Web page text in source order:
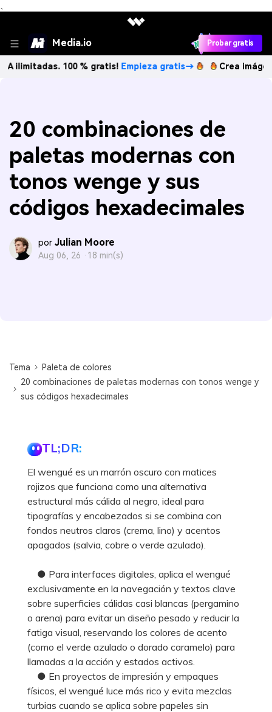
、
Media.io Probar gratis
100 % gratis! Empieza gratis→ Crea imágenes IA
20 combinaciones de
paletas modernas con
tonos wenge y sus
códigos hexadecimales
por Julian Moore
Aug 06, 26 · 18 min(s)
Tema
Paleta de colores
20 combinaciones de paletas modernas con tonos wenge y
sus códigos hexadecimales
TL;DR:
El wengué es un marrón oscuro con matices
rojizos que funciona como una alternativa
estructural más cálida al negro, ideal para
tipografías y encabezados si se combina con
fondos neutros claros (crema, lino) y acentos
apagados (salvia, cobre o verde azulado).
● Para interfaces digitales, aplica el wengué
exclusivamente en la navegación y textos clave
sobre superficies cálidas casi blancas (pergamino
o arena) para evitar un diseño pesado y reducir la
fatiga visual, reservando los colores de acento
(como el verde azulado o dorado caramelo) para
llamadas a la acción y estados activos.
● En proyectos de impresión y empaques
físicos, el wengué luce más rico y evita mezclas
turbias cuando se aplica sobre papeles sin